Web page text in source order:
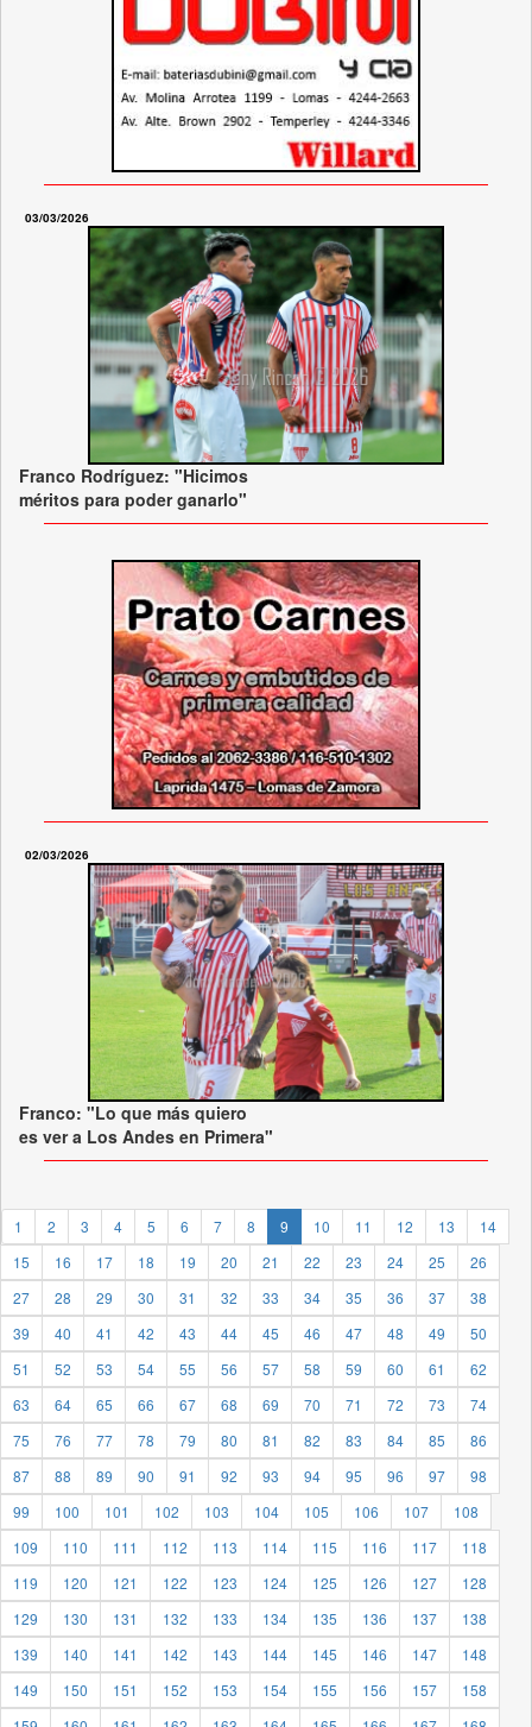
03/03/2026
Franco Rodríguez: "Hicimos
méritos para poder ganarlo"
02/03/2026
Franco: "Lo que más quiero
es ver a Los Andes en Primera"
1 2 3 4 5 6 7 8 9 10 11 12 13
14
15
16 17 18 19 20 21 22 23 24 25
26
27
28 29 30 31 32 33 34 35 36 37
38
39
40 41 42 43 44 45 46 47 48 49
50
51
52 53 54 55 56 57 58 59 60 61
62
63
64 65 66 67 68 69 70 71 72 73
74
75
76 77 78 79 80 81 82 83 84 85
86
87
88 89 90 91 92 93 94 95 96 97
98
99
100 101 102 103 104 105 106 107
108
109
110 111 112 113 114 115 116 117
118
119
120 121 122 123 124 125 126 127
128
129
130 131 132 133 134 135 136 137
138
139
140 141 142 143 144 145 146 147
148
149
150 151 152 153 154 155 156 157
158